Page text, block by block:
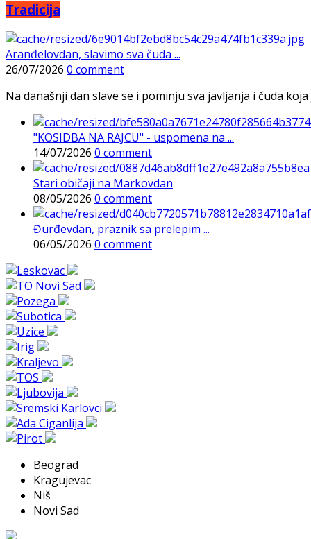
Tradicija
Aranđelovdan, slavimo sva čuda ...
26/07/2026 0 comment
Na današnji dan slave se i pominju sva javljanja i čuda
"KOSIDBA NA RAJCU" - uspomena na ...
14/07/2026 0 comment
Stari običaji na Markovdan
08/05/2026 0 comment
Đurđevdan, praznik sa prelepim ...
06/05/2026 0 comment
Beograd
Kragujevac
Niš
Novi Sad